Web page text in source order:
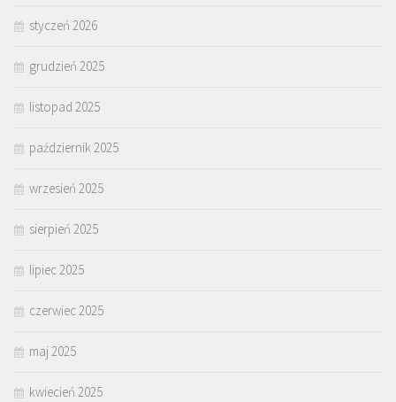
styczeń 2026
grudzień 2025
listopad 2025
październik 2025
wrzesień 2025
sierpień 2025
lipiec 2025
czerwiec 2025
maj 2025
kwiecień 2025